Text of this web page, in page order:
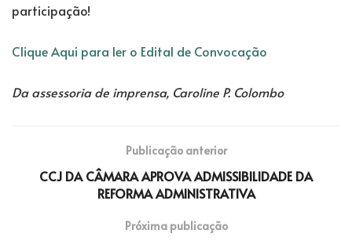
participação!
Clique Aqui para ler o Edital de Convocação
Da assessoria de imprensa, Caroline P. Colombo
Publicação anterior
CCJ DA CÂMARA APROVA ADMISSIBILIDADE DA
REFORMA ADMINISTRATIVA
Próxima publicação